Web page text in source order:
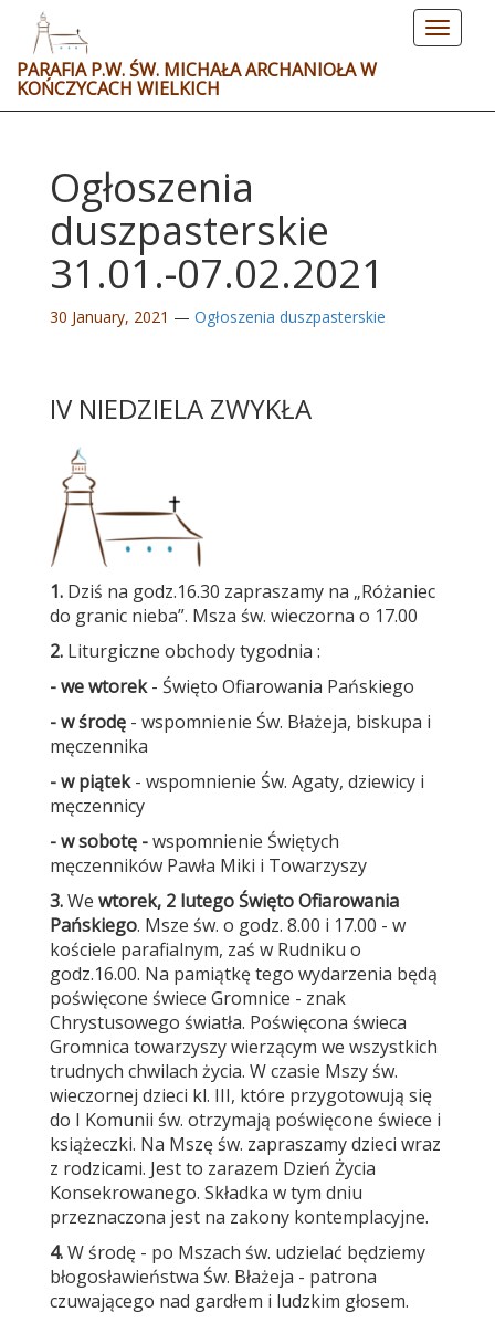
Toggle
PARAFIA P.W. ŚW. MICHAŁA ARCHANIOŁA W
KOŃCZYCACH WIELKICH
Ogłoszenia
duszpasterskie
31.01.-07.02.2021
30 January, 2021 — Ogłoszenia duszpasterskie
IV NIEDZIELA ZWYKŁA
1. Dziś na godz.16.30 zapraszamy na „Różaniec
do granic nieba”. Msza św. wieczorna o 17.00
2. Liturgiczne obchody tygodnia :
- we wtorek- Święto Ofiarowania Pańskiego
- w środę - wspomnienie Św. Błażeja, biskupa i
męczennika
- w piątek- wspomnienie Św. Agaty, dziewicy i
męczennicy
- w sobotę -wspomnienie Świętych
męczenników Pawła Miki i Towarzyszy
3.We wtorek, 2 lutego Święto Ofiarowania
Pańskiego. Msze św. o godz. 8.00 i 17.00 - w
kościele parafialnym, zaś w Rudniku o
godz.16.00. Na pamiątkę tego wydarzenia będą
poświęcone świece Gromnice - znak
Chrystusowego światła. Poświęcona świeca
Gromnica towarzyszy wierzącym we wszystkich
trudnych chwilach życia. W czasie Mszy św.
wieczornej dzieci kl. III, które przygotowują się
do I Komunii św. otrzymają poświęcone świece i
książeczki. Na Mszę św. zapraszamy dzieci wraz
z rodzicami. Jest to zarazem Dzień Życia
Konsekrowanego. Składka w tym dniu
przeznaczona jest na zakony kontemplacyjne.
4.W środę - po Mszach św. udzielać będziemy
błogosławieństwa Św. Błażeja - patrona
czuwającego nad gardłem i ludzkim głosem.